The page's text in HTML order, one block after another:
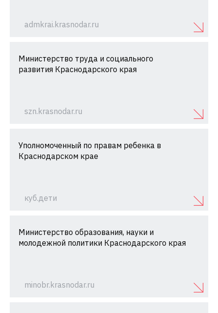
admkrai.krasnodar.ru
Министерство труда и социального
развития Краснодарского края
szn.krasnodar.ru
Уполномоченный по правам ребенка в
Краснодарском крае
куб.дети
Министерство образования, науки и
молодежной политики Краснодарского края
minobr.krasnodar.ru